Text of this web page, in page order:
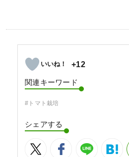
+12
関連キーワード
#トマト栽培
シェアする